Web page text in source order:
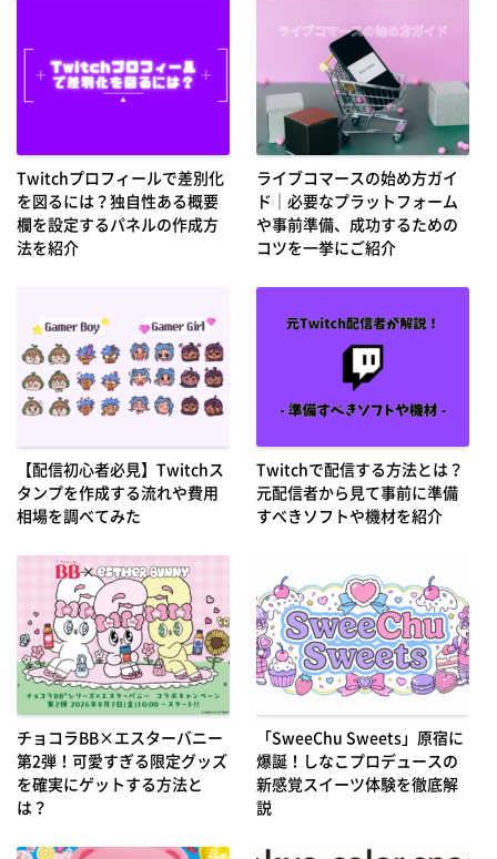
Twitchプロフィールで差別化
を図るには？独自性ある概要
欄を設定するパネルの作成方
法を紹介
ライブコマースの始め方ガイ
ド｜必要なプラットフォーム
や事前準備、成功するための
コツを一挙にご紹介
【配信初心者必見】Twitchス
タンプを作成する流れや費用
相場を調べてみた
Twitchで配信する方法とは？
元配信者から見て事前に準備
すべきソフトや機材を紹介
チョコラBB×エスターバニー
第2弾！可愛すぎる限定グッズ
を確実にゲットする方法と
は？
「SweeChu Sweets」原宿に
爆誕！しなこプロデュースの
新感覚スイーツ体験を徹底解
説